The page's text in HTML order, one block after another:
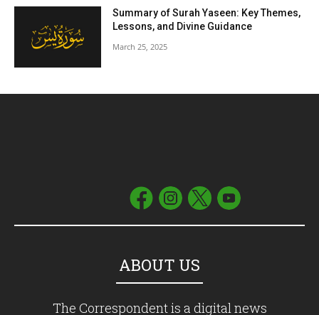
Summary of Surah Yaseen: Key Themes,
Lessons, and Divine Guidance
March 25, 2025
ABOUT US
The Correspondent is a digital news